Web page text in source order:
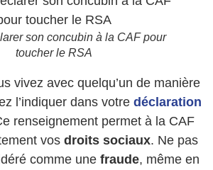
son concubin à la CAF pour
toucher le RSA
vivez avec quelqu’un de manière
l’indiquer dans votre déclaration
renseignement permet à la CAF
vos droits sociaux. Ne pas
comme une fraude, même en